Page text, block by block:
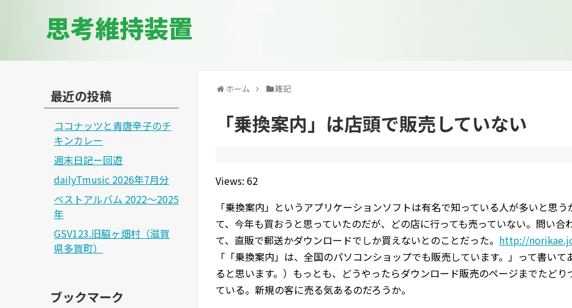
思考維持装置
ホーム 雑記
「乗換案内」は店頭で販売していない
Views: 62
「乗換案内」というアプリケーションソフトは有名で知っている人が多いと思
て、今年も買おうと思っていたのだが、どの店に行っても売っていない。問い合
て、直販で郵送かダウンロードでしか買えないとのことだった。 http://
「「乗換案内」は、全国のパソコンショップでも販売しています。」って書い
ると思います。）もっとも、どうやったらダウンロード販売のページまでたど
ている。新規の客に売る気あるのだろうか。
最近の投稿
ココナッツと青唐辛子のチ
キンカレー
週末日記ー回遊
dailyTmusic 2026年7月分
ベストアルバム 2022～2025
年
GSV123.旧脇ヶ畑村（滋賀
県多賀町）
ブックマーク